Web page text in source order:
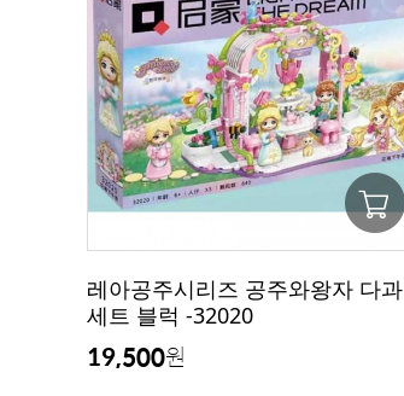
레아공주시리즈 공주와왕자 다과
세트 블럭 -32020
19,500원